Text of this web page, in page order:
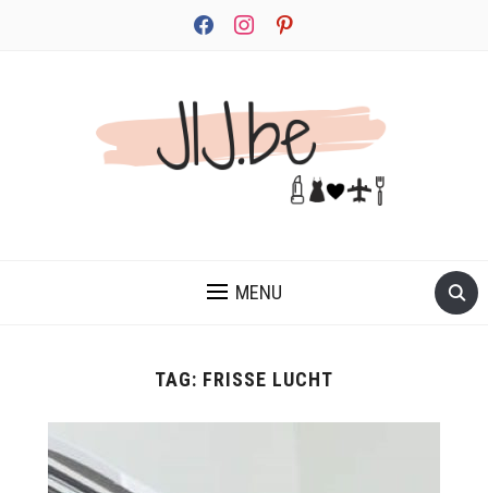
facebookinstagrampinterest
MENU
TAG: FRISSE LUCHT